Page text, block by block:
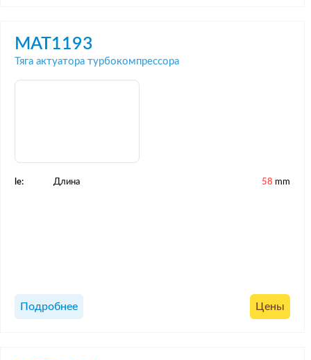
MAT1193
Тяга актуатора турбокомпрессора
le: Длина 58 mm
Подробнее Цены